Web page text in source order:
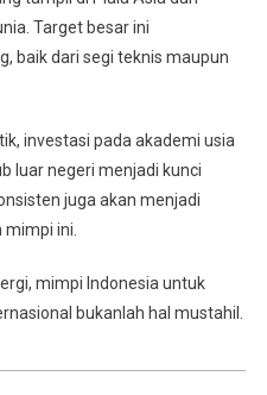
Target besar ini
baik dari segi teknis maupun
investasi pada akademi usia
luar negeri menjadi kunci
juga akan menjadi
ini.
mimpi Indonesia untuk
bukanlah hal mustahil.